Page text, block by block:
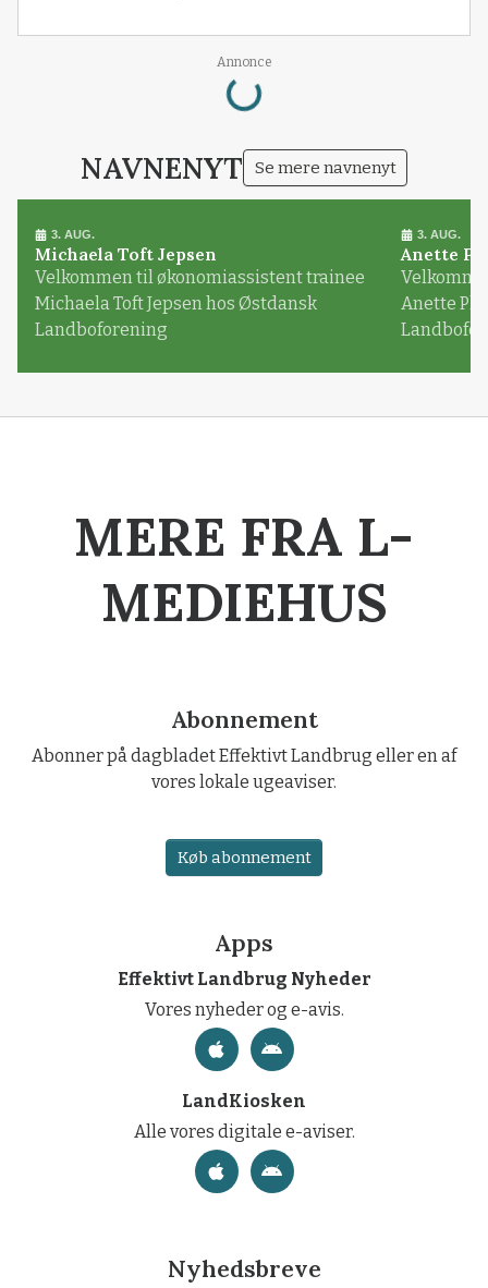
Annonce
Loading...
NAVNENYT Se mere navnenyt
3. AUG.
Michaela Toft Jepsen
Velkommen til økonomiassistent trainee
Michaela Toft Jepsen hos Østdansk
Landboforening
3. AUG.
Anette
Anette
MERE FRA L-
MEDIEHUS
Abonnement
Abonner på dagbladet Effektivt Landbrug eller en af
vores lokale ugeaviser.
Køb abonnement
Apps
Effektivt Landbrug Nyheder
Vores nyheder og e-avis.
LandKiosken
Alle vores digitale e-aviser.
Nyhedsbreve